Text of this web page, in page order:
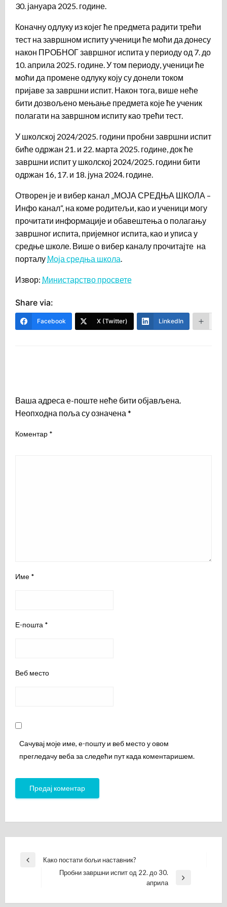
30. јануара 2025. године.
Коначну одлуку из којег ће предмета радити трећи
тест на завршном испиту ученици ће моћи да донесу
након ПРОБНОГ завршног испита у периоду од 7. до
10. априла 2025. године. У том периоду, ученици ће
моћи да промене одлуку коју су донели током
пријаве за завршни испит. Након тога, више неће
бити дозвољено мењање предмета које ће ученик
полагати на завршном испиту као трећи тест.
У школској 2024/2025. години пробни завршни испит
биће одржан 21. и 22. марта 2025. године, док ће
завршни испит у школској 2024/2025. години бити
одржан 16, 17. и 18. јуна 2024. године.
Отворен је и вибер канал „МОЈА СРЕДЊА ШКОЛА –
Инфо канал“, на коме родитељи, као и ученици могу
прочитати информације и обавештења о полагању
завршног испита, пријемног испита, као и уписа у
средње школе. Више о вибер каналу прочитајте на
порталу Моја средња школа
Извор: Министарство просвете
Share via:
Facebook X (Twitter) LinkedIn
Ваша адреса е-поште неће бити објављена.
Неопходна поља су означена *
Коментар *
Име *
Е-пошта *
Веб место
Сачувај моје име, е-пошту и веб место у овом
прегледачу веба за следећи пут када коментаришем.
Кретање
Previous
Како постати бољи наставник?
Пробни завршни испит од 22. до 30.
априла